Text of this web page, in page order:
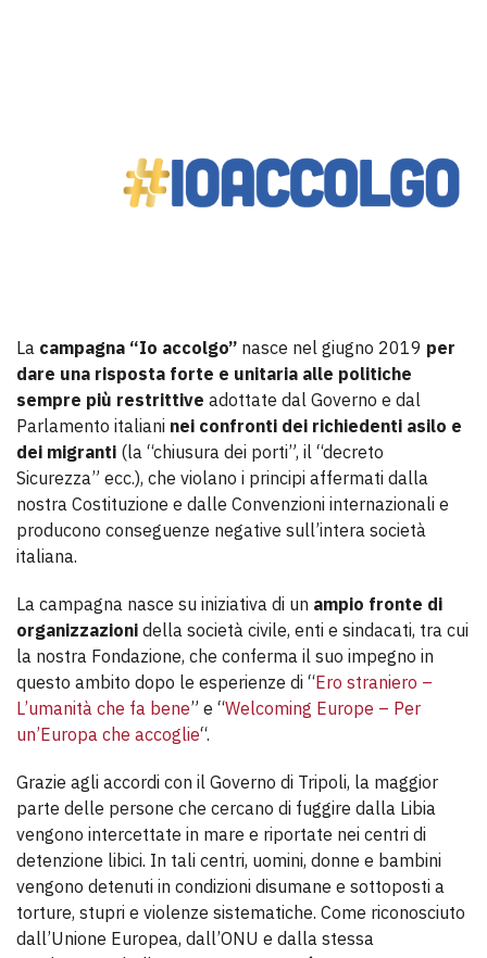
La campagna “Io accolgo” nasce nel giugno 2019 per
dare una risposta forte e unitaria alle politiche
sempre più restrittive adottate dal Governo e dal
Parlamento italiani nei confronti dei richiedenti asilo e
dei migranti (la “chiusura dei porti”, il “decreto
Sicurezza” ecc.), che violano i principi affermati dalla
nostra Costituzione e dalle Convenzioni internazionali e
producono conseguenze negative sull’intera società
italiana.
La campagna nasce su iniziativa di un ampio fronte di
organizzazioni della società civile, enti e sindacati, tra cui
la nostra Fondazione, che conferma il suo impegno in
questo ambito dopo le esperienze di “Ero straniero –
L’umanità che fa bene” e “Welcoming Europe – Per
un’Europa che accoglie“.
Grazie agli accordi con il Governo di Tripoli, la maggior
parte delle persone che cercano di fuggire dalla Libia
vengono intercettate in mare e riportate nei centri di
detenzione libici. In tali centri, uomini, donne e bambini
vengono detenuti in condizioni disumane e sottoposti a
torture, stupri e violenze sistematiche. Come riconosciuto
dall’Unione Europea, dall’ONU e dalla stessa